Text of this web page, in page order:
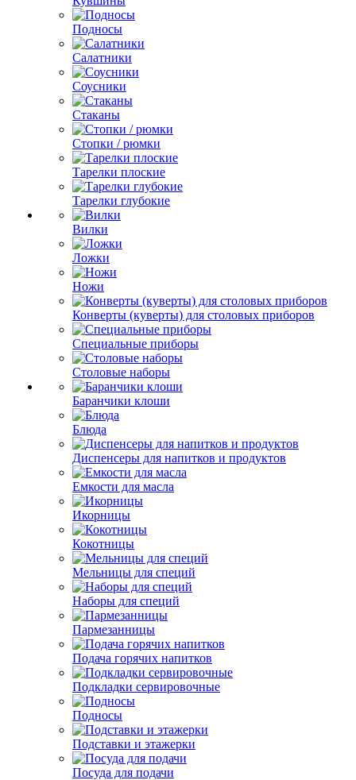
Подносы
Салатники
Соусники
Стаканы
Стопки / рюмки
Тарелки плоские
Тарелки глубокие
Вилки
Ложки
Ножи
Конверты (куверты) для столовых приборов
Специальные приборы
Столовые наборы
Баранчики клоши
Блюда
Диспенсеры для напитков и продуктов
Емкости для масла
Икорницы
Кокотницы
Мельницы для специй
Наборы для специй
Пармезанницы
Подача горячих напитков
Подкладки сервировочные
Подносы
Подставки и этажерки
Посуда для подачи